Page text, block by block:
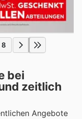
8
bei
zeitlich
Angebote